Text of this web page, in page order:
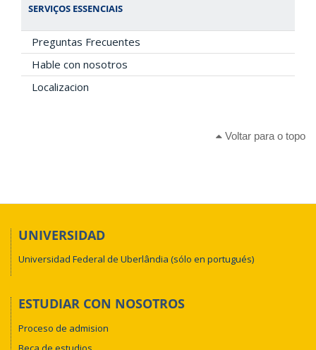
SERVIÇOS ESSENCIAIS
Preguntas Frecuentes
Hable con nosotros
Localizacion
Voltar para o topo
UNIVERSIDAD
Universidad Federal de Uberlândia (sólo en portugués)
ESTUDIAR CON NOSOTROS
Proceso de admision